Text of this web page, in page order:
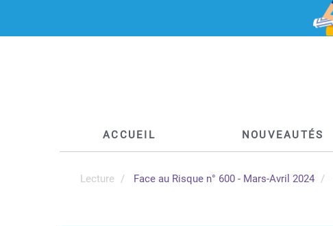
ACCUEIL NOUVEAUTÉS
Lecture Face au Risque n° 600 - Mars-Avril 2024